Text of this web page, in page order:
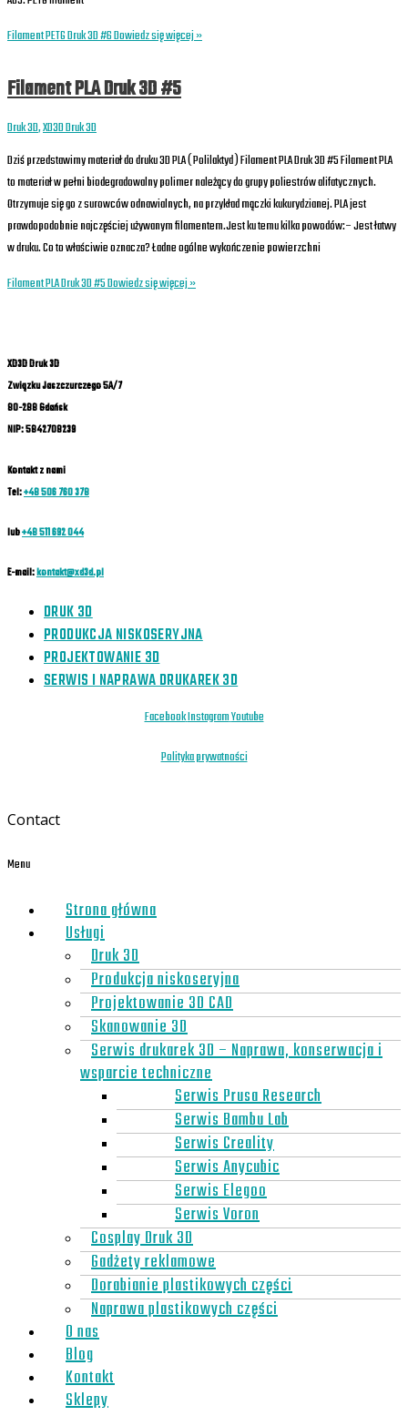
Filament PETG Druk 3D #6Dowiedz się więcej »
Filament PLA Druk 3D #5
Druk 3D,XD3D Druk 3D
Dziś przedstawimy materiał do druku 3D PLA ( Polilaktyd ) Filament PLA Druk 3D #5 Filament PLA
to materiał w pełni biodegradowalny polimer należący do grupy poliestrów alifatycznych.
Otrzymuje się go z surowców odnawialnych, na przykład mączki kukurydzianej. PLA jest
prawdopodobnie najczęściej używanym filamentem.Jest ku temu kilka powodów:– Jest łatwy
w druku. Co to właściwie oznacza? Ładne ogólne wykończenie powierzchni
Filament PLA Druk 3D #5Dowiedz się więcej »
XD3D Druk 3D
Związku Jaszczurczego 5A/7
80-288 Gdańsk
NIP: 5842708239
Kontakt z nami
Tel:+48 506 760 378
lub+48 511 692 044
E-mail:kontakt@xd3d.pl
DRUK 3D
PRODUKCJA NISKOSERYJNA
PROJEKTOWANIE 3D
SERWIS I NAPRAWA DRUKAREK 3D
FacebookInstagramYoutube
Polityka prywatności
Contact
Menu
Strona główna
Usługi
Druk 3D
Produkcja niskoseryjna
Projektowanie 3D CAD
Skanowanie 3D
Serwis drukarek 3D – Naprawa, konserwacja i
wsparcie techniczne
Serwis Prusa Research
Serwis Bambu Lab
Serwis Creality
Serwis Anycubic
Serwis Elegoo
Serwis Voron
Cosplay Druk 3D
Gadżety reklamowe
Dorabianie plastikowych części
Naprawa plastikowych części
O nas
Blog
Kontakt
Sklepy